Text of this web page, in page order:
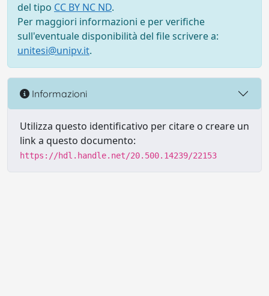
del tipo CC BY NC ND.
Per maggiori informazioni e per verifiche
sull'eventuale disponibilità del file scrivere a:
unitesi@unipv.it.
Informazioni
Utilizza questo identificativo per citare o creare un
link a questo documento:
https://hdl.handle.net/20.500.14239/22153